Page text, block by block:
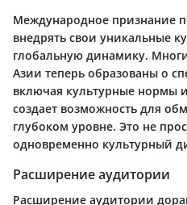
Международное признание
внедрять свои уникальные
глобальную динамику.
Азии теперь образованы о
включая культурные нормы
создает возможность для
глубоком уровне. Это не
одновременно культурный
Расширение аудитории
Расширение аудитории